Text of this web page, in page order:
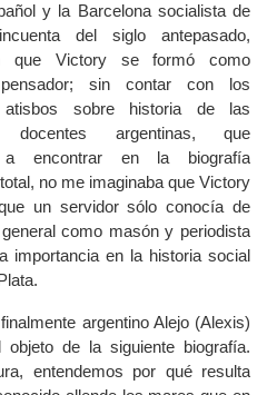
y la Barcelona socialista de
del siglo antepasado,
que Victory se formó como
sin contar con los
atisbos sobre historia de las
docentes argentinas, que
a encontrar en la biografía
no me imaginaba que Victory
un servidor sólo conocía de
como masón y periodista
importancia en la historia social
argentino Alejo (Alexis)
objeto de la siguiente biografía.
entendemos por qué resulta